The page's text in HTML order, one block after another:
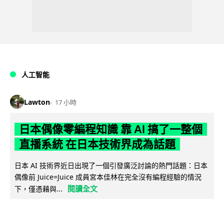
人工智能
Lawton 17 小時
日本偶像零編程知識 靠 AI 搞了一整個
直播系統 在日本技術界成為話題
日本 AI 技術界近日出現了一個引發廣泛討論的熱門話題：日本
偶像前 Juice=Juice 成員宮本佳林在完全沒有編程經驗的情況
下，僅憑藉與...
閱讀全文